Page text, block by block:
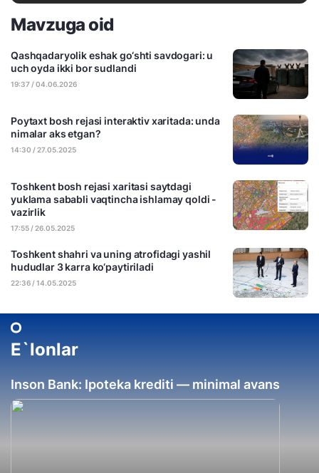
Mavzuga oid
Qashqadaryolik eshak go‘shti savdogari: u
uch oyda ikki bor sudlandi
19:37 / 04.06.2026
Poytaxt bosh rejasi interaktiv xaritada: unda
nimalar aks etgan?
14:30 / 27.05.2025
Toshkent bosh rejasi xaritasi saytdagi
yuklama sababli vaqtincha ishlamay qoldi -
vazirlik
17:55 / 26.05.2025
Toshkent shahri va uning atrofidagi yashil
hududlar 3 karra ko‘paytiriladi
22:36 / 14.05.2025
E`lonlar
Inson Bank: Ipoteka krediti — minimal avans